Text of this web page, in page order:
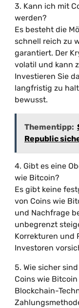
3. Kann ich mit
werden?
Es besteht die
schnell reich zu
garantiert. Der
volatil und kann
Investieren Sie
langfristig zu
bewusst.
Thementipp:
Republic
4. Gibt es eine
wie Bitcoin?
Es gibt keine
von Coins wie
und Nachfrage
unbegrenzt
Korrekturen und
Investoren
5. Wie sicher
Coins wie
Blockchain-